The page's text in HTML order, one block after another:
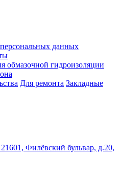
данных
обмазочной гидроизоляции
Для ремонта Закладные
Филёвский бульвар, д.20,